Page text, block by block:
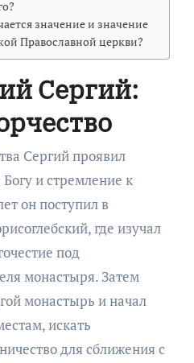
значение и значение
Православной церкви?
Сергий:
Сергий проявил
и стремление к
он поступил в
где изучал
под
монастыря. Затем
монастырь и начал
искать
для сближения с